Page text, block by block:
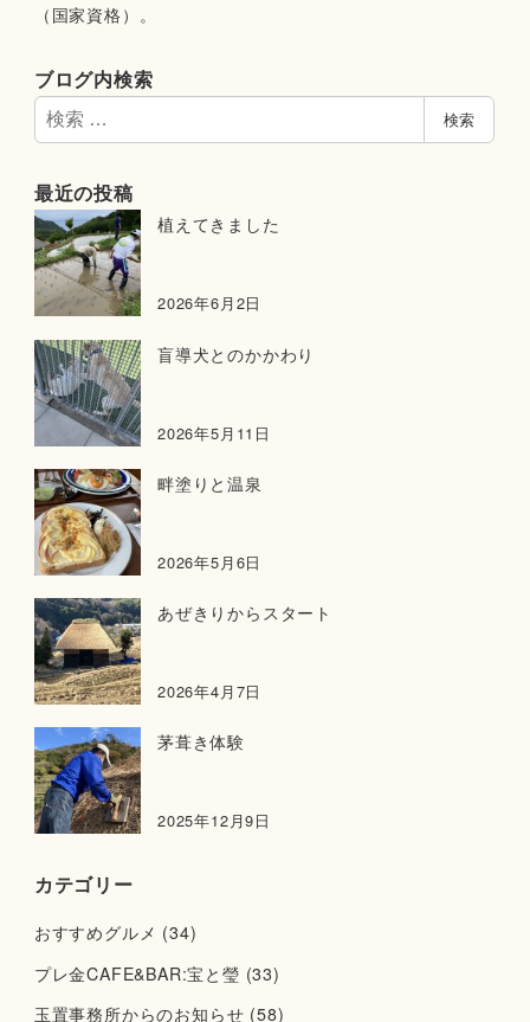
（国家資格）。
ブログ内検索
検
索
検索
最近の投稿
植えてきました
2026年6月2日
盲導犬とのかかわり
2026年5月11日
畔塗りと温泉
2026年5月6日
あぜきりからスタート
2026年4月7日
茅葺き体験
2025年12月9日
カテゴリー
おすすめグルメ (34)
プレ金CAFE&BAR:宝と瑩 (33)
玉置事務所からのお知らせ (58)